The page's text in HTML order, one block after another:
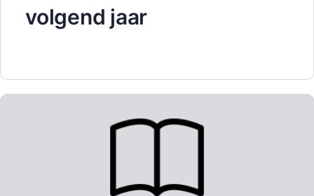
volgend jaar